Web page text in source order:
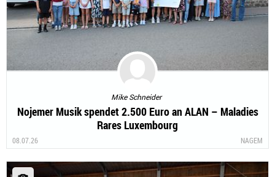
Mike Schneider
Nojemer Musik spendet 2.500 Euro an ALAN – Maladies
Rares Luxembourg
08.07.26 NAGEM